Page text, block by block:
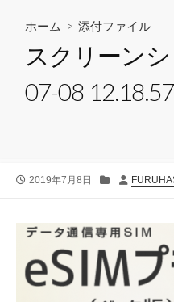
ホーム > 添付ファイル
スクリーン
07-08 12.18.57
公
2019年7月8日
リ
ー
投